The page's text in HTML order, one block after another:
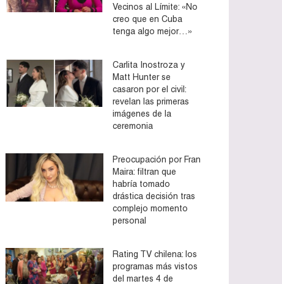
Vecinos al Límite: «No
creo que en Cuba
tenga algo mejor…»
Carlita Inostroza y
Matt Hunter se
casaron por el civil:
revelan las primeras
imágenes de la
ceremonia
Preocupación por Fran
Maira: filtran que
habría tomado
drástica decisión tras
complejo momento
personal
Rating TV chilena: los
programas más vistos
del martes 4 de